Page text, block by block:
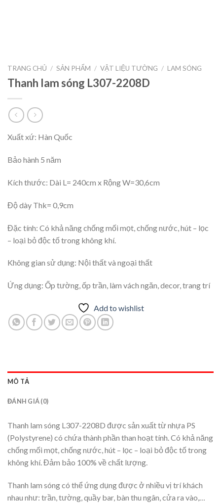
TRANG CHỦ / SẢN PHẨM / VẬT LIỆU TƯỜNG / LAM SÓNG
Thanh lam sóng L307-2208D
Xuất xứ: Hàn Quốc
Bảo hành 5 năm
Kích thước: Dài L= 240cm x Rộng W=30,6cm
Độ dày Thk= 0,9cm
Đặc tính: Có khả năng chống mối mọt, chống nước, hút – lọc
– loại bỏ độc tố trong không khí.
Không gian sử dụng: Nội thất và ngoại thất
Ứng dụng: Ốp tường, ốp trần, làm vách ngăn, decor, trang trí
Add to wishlist
MÔ TẢ
ĐÁNH GIÁ (0)
Thanh lam sóng L307-2208D được sản xuất từ nhựa PS
(Polystyrene) có chứa thành phần than hoạt tính. Có khả năng
chống mối mọt, chống nước, hút – lọc – loại bỏ độc tố trong
không khí. Đảm bảo 100% về chất lượng.
Thanh lam sóng có thể ứng dụng được ở nhiều vị trí khách
nhau như: trần, tường, quầy bar, bàn thu ngân, cửa ra vào,…